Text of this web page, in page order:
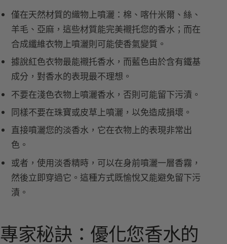
僅在天然材質的織物上噴灑：棉、喀什米爾、絲、
羊毛、亞麻，這些材質能完美襯托您的香水；而在
合成纖維衣物上噴灑則可能使香氣變質。
據說紅色衣物最能襯托香水，而藍色由於含有鐵基
成分，對香水的表現最不理想。
不要在淺色衣物上噴灑香水，否則可能留下污漬。
同樣不要在珠寶或皮草上噴灑，以免造成損壞。
直接噴灑您的淡香水，它在衣物上的表現非常出
色。
或者，使用淡香精時，可以在身前噴灑一層香霧，
然後立即穿過它。這種方式既愉悅又能避免留下污
漬。
專家秘訣：優化您香水的